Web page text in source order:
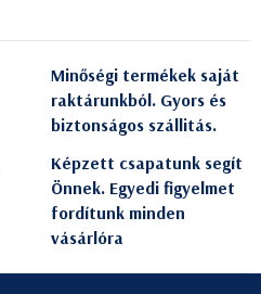
Minőségi termékek saját
raktárunkból. Gyors és
biztonságos szállitás.
Képzett csapatunk segít
Önnek. Egyedi figyelmet
fordítunk minden
vásárlóra